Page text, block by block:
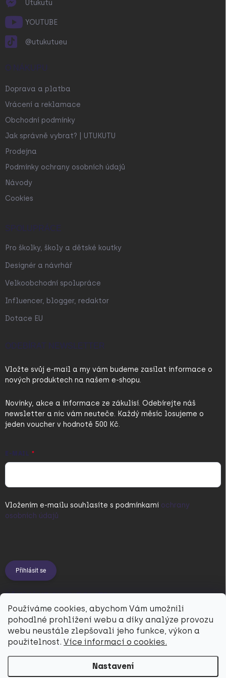
Používáme cookies, abychom Vám umožnili
pohodlné prohlížení webu a díky analýze provozu
webu neustále zlepšovali jeho funkce, výkon a
použitelnost. Více informací o cookies.
Nastavení
Utukutu
YOUTUBE
@utukutueu
O NÁKUPU
Doprava a platba
Vrácení a reklamace
Obchodní podmínky
Jak správně vybrat? | UTUKUTU
Prodejna
Podmínky ochrany osobních údajů
Návody
Cookies
SPOLUPRÁCE
Pro školky, školy a dětské koutky
Designér a návrhář
Velkoobchodní spolupráce
Influencer, blogger, redaktor
Dotace EU
ODEBÍRAT NEWSLETTER
Vložte svůj e-mail a my vám budeme zasílat informace o
nových produktech na našem e-shopu.
Novinky, akce a informace ze zákulisí. Odebírejte náš
newsletter a nic vám neuteče. Každý měsíc losujeme o
jeden voucher v hodnotě 500 Kč.
E-MAIL
Vložením e-mailu souhlasíte s podmínkami ochrany
osobních údajů
Přihlásit se
PŘIJÍMÁME ONLINE PLATBY